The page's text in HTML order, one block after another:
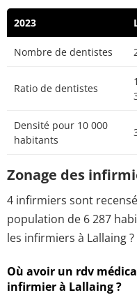
2023
Nombre de dentistes
Ratio de dentistes
Densité pour 10 000
habitants
Zonage des
4 infirmiers sont
population de 6 287
les infirmiers à Lallaing ?
Où avoir un rdv
infirmier à Lallaing ?